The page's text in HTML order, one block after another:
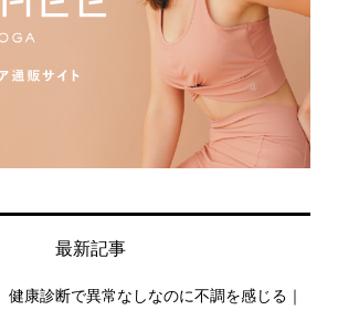
最新記事
健康診断で異常なしなのに不調を感じる｜